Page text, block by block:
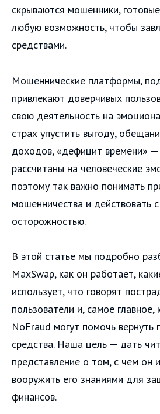
скрываются мошенники,
любую возможность, чтобы
средствами.
Мошеннические платформы,
привлекают доверчивых
свою деятельность на
страх упустить выгоду,
доходов, «дефицит времени» —
рассчитаны на человеческие
поэтому так важно понимать
мошенничества и действовать
осторожностью.
В этой статье мы подробно
MaxSwap, как он работает,
использует, что говорят
пользователи и, самое главное,
NoFraud могут помочь вернуть
средства. Наша цель — дать
представление о том, с чем он
вооружить его знаниями для
финансов.